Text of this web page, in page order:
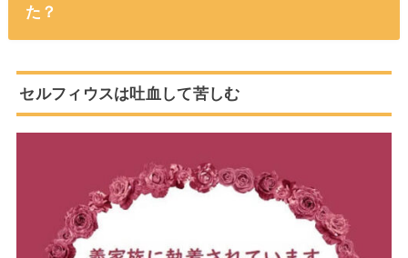
た？
セルフィウスは吐血して苦しむ